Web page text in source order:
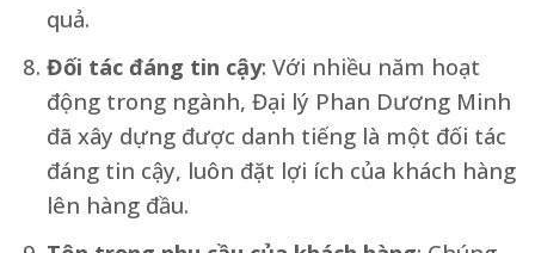
quả.
Đối tác đáng tin cậy: Với nhiều năm hoạt
động trong ngành, Đại lý Phan Dương Minh
đã xây dựng được danh tiếng là một đối tác
đáng tin cậy, luôn đặt lợi ích của khách hàng
lên hàng đầu.